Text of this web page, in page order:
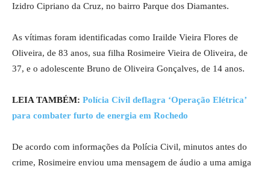
Izidro Cipriano da Cruz, no bairro Parque dos Diamantes.
As vítimas foram identificadas como Irailde Vieira Flores de
Oliveira, de 83 anos, sua filha Rosimeire Vieira de Oliveira, de
37, e o adolescente Bruno de Oliveira Gonçalves, de 14 anos.
LEIA TAMBÉM: Polícia Civil deflagra ‘Operação Elétrica’
para combater furto de energia em Rochedo
De acordo com informações da Polícia Civil, minutos antes do
crime, Rosimeire enviou uma mensagem de áudio a uma amiga